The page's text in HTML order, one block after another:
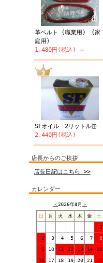
革ベルト (職業用) (家
庭用)
1,480円(税込) ～
SFオイル 2リットル缶
2,440円(税込)
店長からのご挨拶
店長日記はこちら >>
カレンダー
＜2026年8月 ＞
日 月 火 水 木 金 土
1
2 3 4 5 6 7 8
9 10 11 12 13 14 15
16 17 18 19 20 21 22